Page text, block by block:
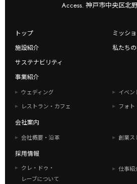
Access. 神戸市中央区北
トップ
ミッシ
施設紹介
私たち
サステナビリティ
事業紹介
ウェディング
イベン
レストラン・カフェ
フォト
会社案内
会社概要・沿革 創業ス
採用情報
クレ・ドゥ・
レーブについて
仕事紹